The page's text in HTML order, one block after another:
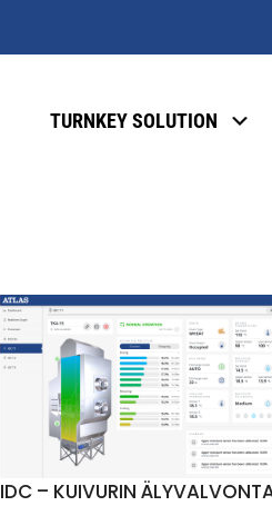
TURNKEY SOLUTION
IDC – KUIVURIN